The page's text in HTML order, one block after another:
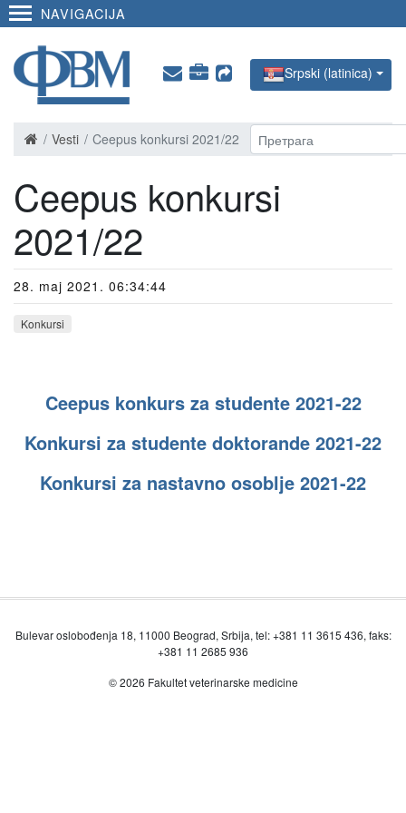
NAVIGACIJA
Srpski (latinica)
Vesti Ceepus konkursi 2021/22
Ceepus konkursi
2021/22
28. maj 2021. 06:34:44
Konkursi
Ceepus konkurs za studente 2021-22
Konkursi za studente doktorande 2021-22
Konkursi za nastavno osoblje 2021-22
Bulevar oslobođenja 18, 11000 Beograd, Srbija, tel: +381 11 3615 436, faks:
+381 11 2685 936
© 2026 Fakultet veterinarske medicine